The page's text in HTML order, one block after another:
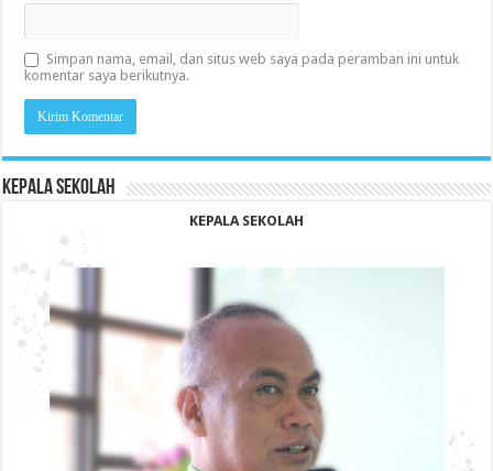
Simpan nama, email, dan situs web saya pada peramban ini untuk
komentar saya berikutnya.
KEPALA SEKOLAH
KEPALA SEKOLAH